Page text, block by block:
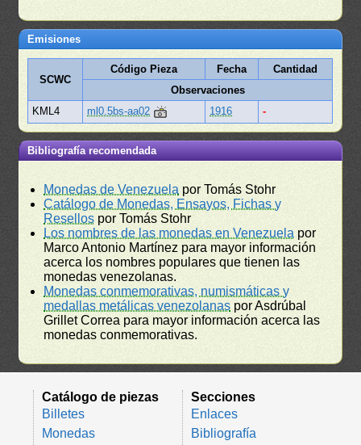
Emisiones
SCWC
Código Pieza Fecha
Cantidad
Observaciones
KML4
ml0.5bs-aa02 1916 -
Bibliografía recomendada
Monedas de Venezuela por Tomás Stohr
Catálogo de Monedas, Ensayos, Fichas y
Resellos por Tomás Stohr
Los nombres de las monedas en Venezuela por
Marco Antonio Martínez para mayor información
acerca los nombres populares que tienen las
monedas venezolanas.
Monedas conmemorativas, numismáticas y
medallas metálicas venezolanas por Asdrúbal
Grillet Correa para mayor información acerca las
monedas conmemorativas.
Catálogo de piezas
Billetes
Monedas
Secciones
Enlaces
Bibliografía